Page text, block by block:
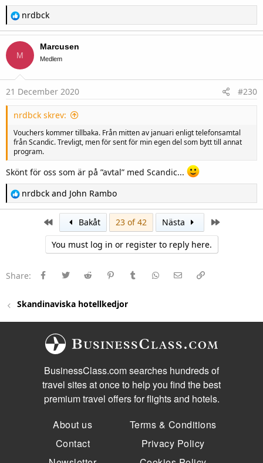
R
a
c
i
o
:
nrdbck
M
Marcusen
Medlem
21 December 2020 #230
nrdbck skrev:
Vouchers kommer tillbaka. Från mitten av januari enligt telefonsamtal
från Scandic. Trevligt, men för sent för min egen del som bytt till annat
program.
Skönt för oss som är på ”avtal” med Scandic...
R
a
nrdbck and John Rambo
First Bakåt 23 of 42 Nästa Last
You must log in or register to reply here.
Share: FacebookTwitter Reddit PinterestTumblr WhatsApp
E-post
Skandinaviska hotellkedjor
BusinessClass.com searches hundreds of
travel sites at once to help you find the best
premium travel offers for flights and hotels.
About us
Contact
Terms & Conditions
Privacy Policy